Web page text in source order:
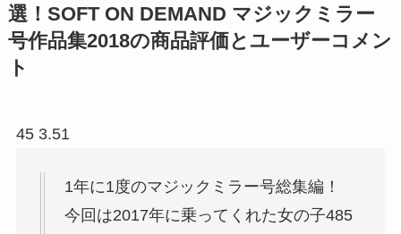
選！SOFT ON DEMAND マジックミラー
号作品集2018の商品評価とユーザーコメン
ト
45 3.51
1年に1度のマジックミラー号総集編！
今回は2017年に乗ってくれた女の子485